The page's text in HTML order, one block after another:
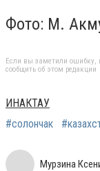
Фото: М.
Если вы заметили ошибку,
сообщить об этом редакции
ИНАКТАУ
#солончак
Мурзина